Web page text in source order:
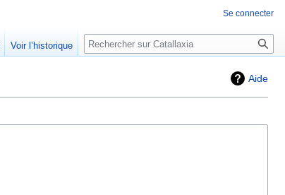
Aide
Se connecter
Voir l’historique Rechercher